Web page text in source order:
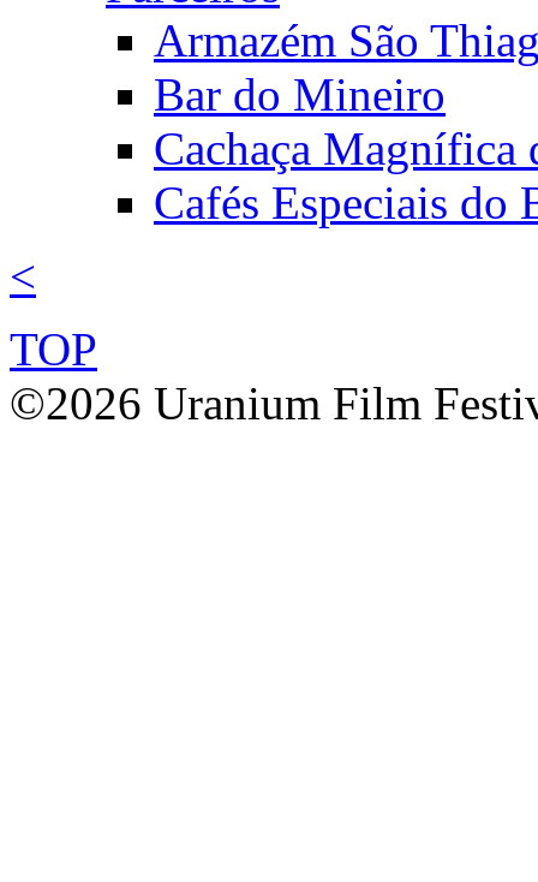
Armazém São
Bar do Mineiro
Cachaça Magnífica
Cafés Especiais do
<
TOP
©2026 Uranium Film